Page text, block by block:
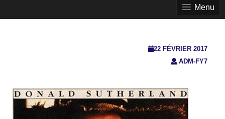
Menu
22 FÉVRIER 2017
ADM-FY7